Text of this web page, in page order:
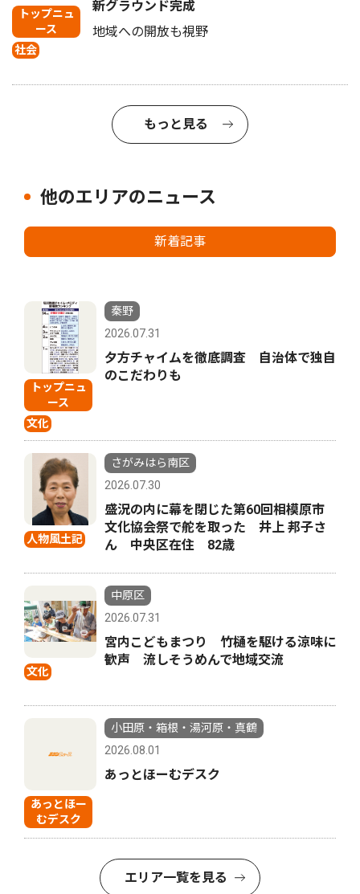
トップニュ
ース
社会
新グラウンド完成
地域への開放も視野
もっと見る
他のエリアのニュース
新着記事
トップニュ
ース
文化
秦野
2026.07.31
夕方チャイムを徹底調査 自治体で独自
のこだわりも
人物風土記
さがみはら南区
2026.07.30
盛況の内に幕を閉じた第60回相模原市
文化協会祭で舵を取った 井上 邦子さ
ん 中央区在住 82歳
文化
中原区
2026.07.31
宮内こどもまつり 竹樋を駆ける涼味に
歓声 流しそうめんで地域交流
あっとほー
むデスク
小田原・箱根・湯河原・真鶴
2026.08.01
あっとほーむデスク
エリア一覧を見る